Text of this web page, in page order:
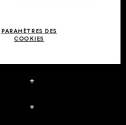
PARAMÈTRES DES
COOKIES